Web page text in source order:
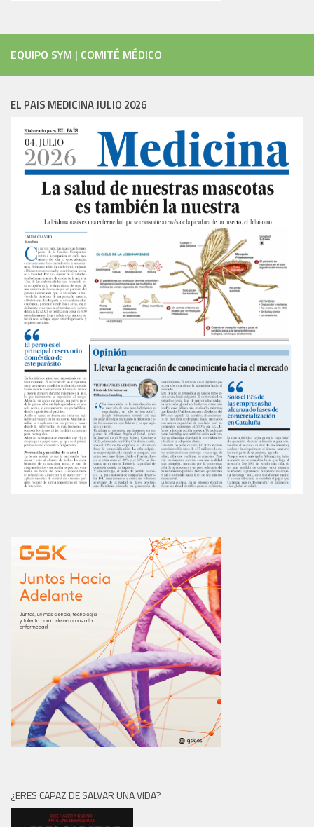
EQUIPO SYM | COMITÉ MÉDICO
EL PAIS MEDICINA JULIO 2026
¿ERES CAPAZ DE SALVAR UNA VIDA?